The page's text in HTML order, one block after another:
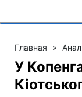
Главная »
У